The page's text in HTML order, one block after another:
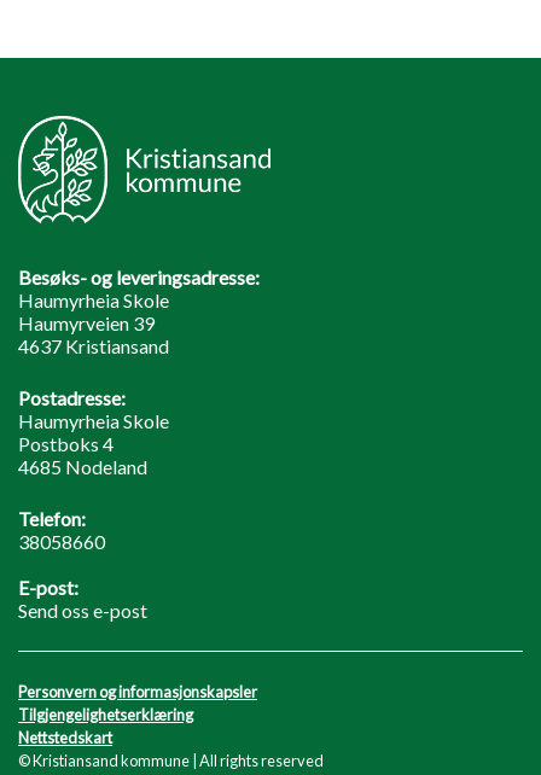
Besøks- og leveringsadresse:
Haumyrheia Skole
Haumyrveien 39
4637 Kristiansand
Postadresse:
Haumyrheia Skole
Postboks 4
4685 Nodeland
Telefon:
38058660
E-post:
Send oss e-post
Personvern og informasjonskapsler
Tilgjengelighetserklæring
Nettstedskart
© Kristiansand kommune | All rights reserved